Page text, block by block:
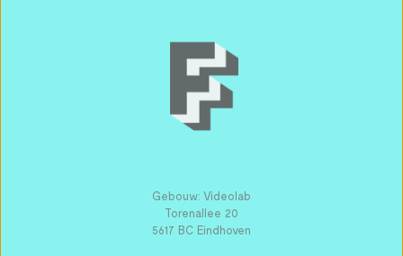
Gebouw: Videolab
Torenallee 20
5617 BC Eindhoven